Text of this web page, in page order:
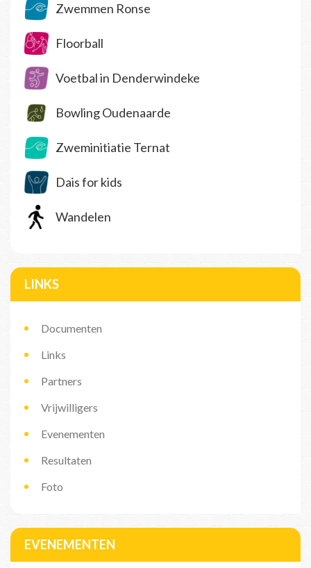
Zwemmen Ronse
Floorball
Voetbal in Denderwindeke
Bowling Oudenaarde
Zweminitiatie Ternat
Dais for kids
Wandelen
LINKS
Documenten
Links
Partners
Vrijwilligers
Evenementen
Resultaten
Foto
EVENEMENTEN